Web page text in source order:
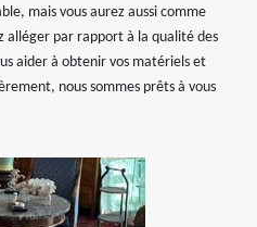
mais vous aurez aussi comme
alléger par rapport à la qualité des
aider à obtenir vos matériels et
nous sommes prêts à vous